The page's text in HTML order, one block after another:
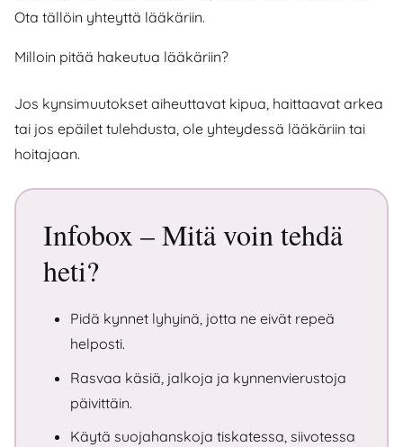
Ota tällöin yhteyttä lääkäriin.
Milloin pitää hakeutua lääkäriin?
Jos kynsimuutokset aiheuttavat kipua, haittaavat arkea
tai jos epäilet tulehdusta, ole yhteydessä lääkäriin tai
hoitajaan.
Infobox – Mitä voin tehdä
heti?
Pidä kynnet lyhyinä, jotta ne eivät repeä
helposti.
Rasvaa käsiä, jalkoja ja kynnenvierustoja
päivittäin.
Käytä suojahanskoja tiskatessa, siivotessa